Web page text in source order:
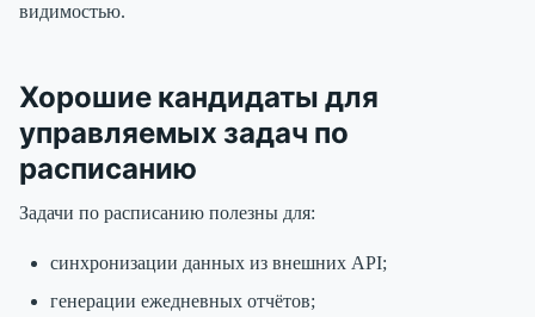
видимостью.
Хорошие кандидаты для
управляемых задач по
расписанию
Задачи по расписанию полезны для:
синхронизации данных из внешних API;
генерации ежедневных отчётов;